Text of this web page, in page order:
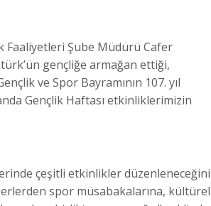
Faaliyetleri Şube Müdürü Cafer
gençliğe armağan ettiği,
ve Spor Bayramının 107. yıl
Gençlik Haftası etkinliklerimizin
çeşitli etkinlikler düzenleneceğini
spor müsabakalarına, kültürel